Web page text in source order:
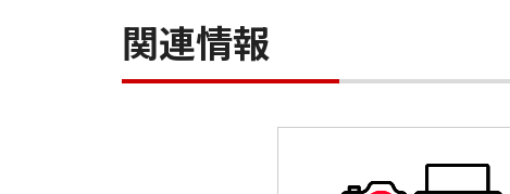
関連情報